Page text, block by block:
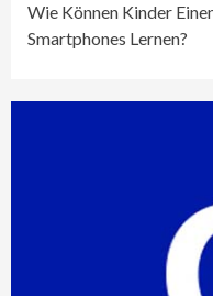
Wie Können Kinder
Smartphones Lernen?